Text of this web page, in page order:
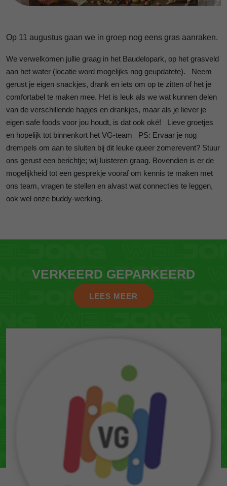
Op 11 augustus gaan we in groep nog eens gras aanraken.
We verwelkomen jullie graag in het Baudelopark, op het grasveld
aan het water (locatie word mogelijks nog geupdatete). Neem
gerust je eigen snackjes, drank en iets om op te zitten of het je
comfortabel te maken mee. Het is leuk als we wat kunnen delen
van de verschillende hapjes en drankjes, maar als je liever je
eigen safe foods voor jou houdt, is dat ook oké! Lieve groetjes
en hopelijk tot binnenkort het VG-team PS: Ervaar je nog
drempels om aan te sluiten bij dit leuke queer zomerevent? Stuur
ons gerust een berichtje; wij luisteren graag. Bovendien is er de
mogelijkheid tot een gesprekje vooraf om kennis te maken met
ons team, vragen te stellen en alvast wat connecties te leggen,
ook wel onze buddy-werking.
VERKEERD GEPARKEERD
LEES MEER